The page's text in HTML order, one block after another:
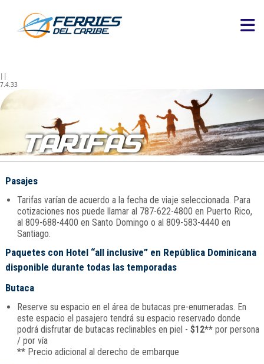
||
7.4.33
TARIFAS
Pasajes
Tarifas varían de acuerdo a la fecha de viaje seleccionada. Para
cotizaciones nos puede llamar al 787-622-4800 en Puerto Rico,
al 809-688-4400 en Santo Domingo o al 809-583-4440 en
Santiago.
Paquetes con Hotel “all inclusive” en República Dominicana
disponible durante todas las temporadas
Butaca
Reserve su espacio en el área de butacas pre-enumeradas. En
este espacio el pasajero tendrá su espacio reservado donde
podrá disfrutar de butacas reclinables en piel - $12**por persona
/ por vía
** Precio adicional al derecho de embarque